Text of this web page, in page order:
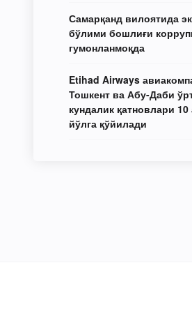
Самарқанд вилоятида
бўлими бошлиғи
гумонланмоқда
Etihad Airways
Тошкент ва Абу-Даби
кундалик қатновлари 10
йўлга қўйилади